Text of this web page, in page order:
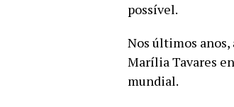
possível.
Nos últimos
Marília Tavares
mundial.